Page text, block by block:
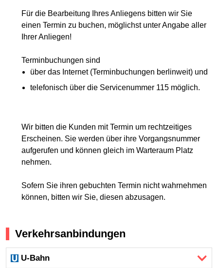
Für die Bearbeitung Ihres Anliegens bitten wir Sie
einen Termin zu buchen, möglichst unter Angabe aller
Ihrer Anliegen!
Terminbuchungen sind
über das Internet (Terminbuchungen berlinweit) und
telefonisch über die Servicenummer 115 möglich.
Wir bitten die Kunden mit Termin um rechtzeitiges
Erscheinen. Sie werden über ihre Vorgangsnummer
aufgerufen und können gleich im Warteraum Platz
nehmen.
Sofern Sie ihren gebuchten Termin nicht wahrnehmen
können, bitten wir Sie, diesen abzusagen.
Verkehrsanbindungen
U-Bahn